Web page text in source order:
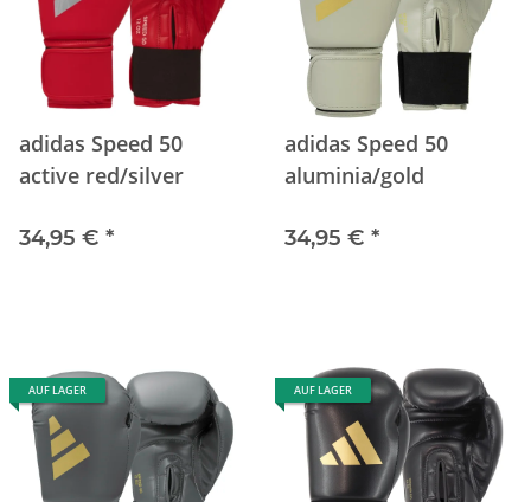
adidas Speed 50
active red/silver
34,95 € *
adidas Speed 50
aluminia/gold
34,95 € *
AUF LAGER AUF LAGER